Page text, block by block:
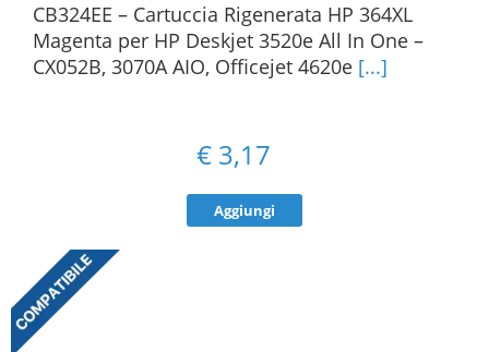
CB324EE – Cartuccia Rigenerata HP 364XL
Magenta per HP Deskjet 3520e All In One –
CX052B, 3070A AIO, Officejet 4620e [...]
€ 3,17
Aggiungi